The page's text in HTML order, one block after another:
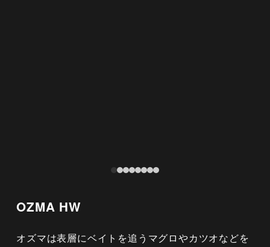
OZMA HW
オズマは表層にベイトを追うマグロやカツオなどを